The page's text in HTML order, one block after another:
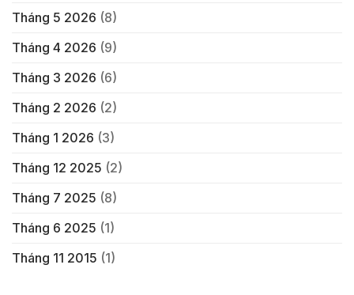
Tháng 5 2026 (8)
Tháng 4 2026 (9)
Tháng 3 2026 (6)
Tháng 2 2026 (2)
Tháng 1 2026 (3)
Tháng 12 2025 (2)
Tháng 7 2025 (8)
Tháng 6 2025 (1)
Tháng 11 2015 (1)